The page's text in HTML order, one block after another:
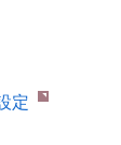
定